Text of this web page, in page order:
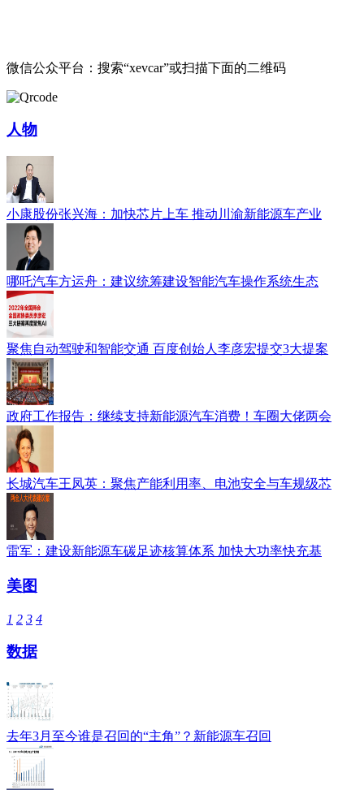
微信公众平台：搜索“xevcar”或扫描下面的二维码
人物
小康股份张兴海：加快芯片上车 推动川渝新能源车产业
哪吒汽车方运舟：建议统筹建设智能汽车操作系统生态
聚焦自动驾驶和智能交通 百度创始人李彦宏提交3大提案
政府工作报告：继续支持新能源汽车消费！车圈大佬两会
长城汽车王凤英：聚焦产能利用率、电池安全与车规级芯
雷军：建设新能源车碳足迹核算体系 加快大功率快充基
美图
1 2 3 4
数据
去年3月至今谁是召回的“主角”？新能源车召回